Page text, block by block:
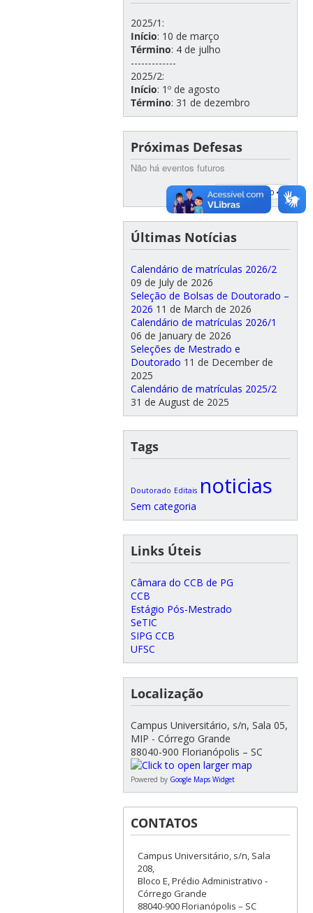
2025/1:
Início: 10 de março
Término: 4 de julho
-------------
2025/2:
Início: 1º de agosto
Término: 31 de dezembro
Próximas Defesas
Não há eventos futuros
Ver calendário
Últimas Notícias
Calendário de matrículas 2026/2
09 de July de 2026
Seleção de Bolsas de Doutorado –
2026 11 de March de 2026
Calendário de matrículas 2026/1
06 de January de 2026
Seleções de Mestrado e
Doutorado 11 de December de
2025
Calendário de matrículas 2025/2
31 de August de 2025
Tags
Doutorado Editais noticias
Sem categoria
Links Úteis
Câmara do CCB de PG
CCB
Estágio Pós-Mestrado
SeTIC
SIPG CCB
UFSC
Localização
Campus Universitário, s/n, Sala 05,
MIP - Córrego Grande
88040-900 Florianópolis – SC
Powered by Google Maps Widget
CONTATOS
Campus Universitário, s/n, Sala
208,
Bloco E, Prédio Administrativo -
Córrego Grande
88040-900 Florianópolis – SC